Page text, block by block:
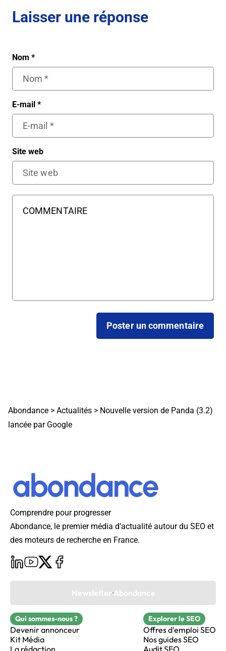
Laisser une réponse
Nom *
E-mail *
Site web
Abondance > Actualités > Nouvelle version de Panda (3.2)
lancée par Google
Comprendre pour progresser
Abondance, le premier média d’actualité autour du SEO et
des moteurs de recherche en France.
Newsletter Abondance
Qui sommes-nous ?
Devenir annonceur
Kit Média
La rédaction
Explorer le SEO
Offres d'emploi SEO
Nos guides SEO
Audit SEO